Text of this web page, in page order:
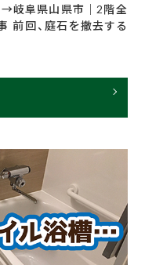
→岐阜県山県市｜2階全
前回、庭石を撤去する